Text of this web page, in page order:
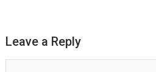
Leave a Reply